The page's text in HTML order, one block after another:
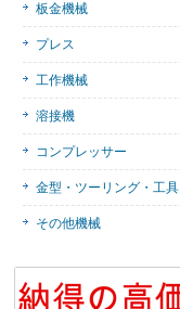
板金機械
プレス
工作機械
溶接機
コンプレッサー
金型・ツーリング・工具
その他機械